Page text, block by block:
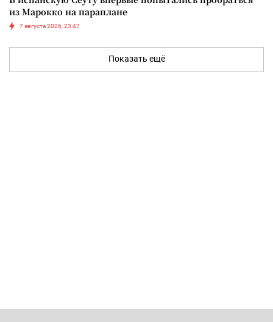
из Марокко на параплане
7 августа 2026, 23:47
Показать ещё